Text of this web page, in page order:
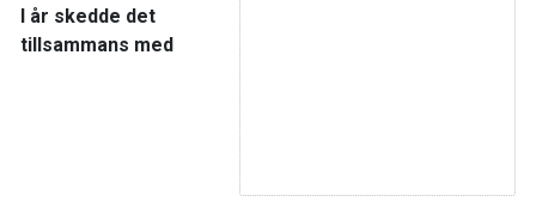
I år skedde det
tillsammans med